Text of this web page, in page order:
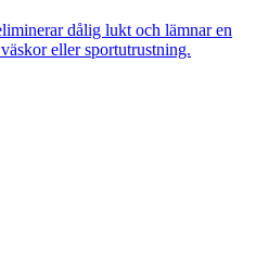
dålig lukt och lämnar en
eller sportutrustning.